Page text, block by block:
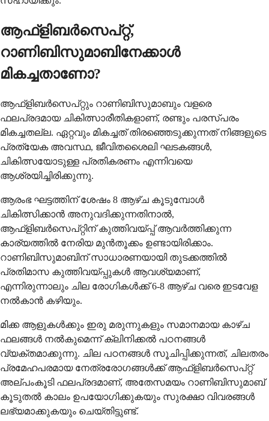
ആഫ്ളിബർസെപ്റ്റ്,
റാണിബിസുമാബിനേക്കാൾ
മികച്ചതാണോ?
ആഫ്ളിബർസെപ്റ്റും റാണിബിസുമാബും വളരെ
ഫലപ്രദമായ ചികിത്സാരീതികളാണ്, രണ്ടും പരസ്പരം
മികച്ചതല്ല. ഏറ്റവും മികച്ചത് തിരഞ്ഞെടുക്കുന്നത് നിങ്ങളുടെ
പ്രത്യേക അവസ്ഥ, ജീവിതശൈലി ഘടകങ്ങൾ,
ചികിത്സയോടുള്ള പ്രതികരണം എന്നിവയെ
ആശ്രയിച്ചിരിക്കുന്നു.
ആരംഭ ഘട്ടത്തിന് ശേഷം 8 ആഴ്ച കൂടുമ്പോൾ
ചികിത്സിക്കാൻ അനുവദിക്കുന്നതിനാൽ,
ആഫ്ളിബർസെപ്റ്റിന് കുത്തിവയ്പ്പ് ആവർത്തിക്കുന്ന
കാര്യത്തിൽ നേരിയ മുൻ‌തൂക്കം ഉണ്ടായിരിക്കാം.
റാണിബിസുമാബിന് സാധാരണയായി തുടക്കത്തിൽ
പ്രതിമാസ കുത്തിവയ്പ്പുകൾ ആവശ്യമാണ്,
എന്നിരുന്നാലും ചില രോഗികൾക്ക് 6-8 ആഴ്ച വരെ ഇടവേള
നൽകാൻ കഴിയും.
മിക്ക ആളുകൾക്കും ഇരു മരുന്നുകളും സമാനമായ കാഴ്ച
ഫലങ്ങൾ നൽകുമെന്ന് ക്ലിനിക്കൽ പഠനങ്ങൾ
വ്യക്തമാക്കുന്നു. ചില പഠനങ്ങൾ സൂചിപ്പിക്കുന്നത്, ചിലതരം
പ്രമേഹപരമായ നേത്രരോഗങ്ങൾക്ക് ആഫ്ളിബർസെപ്റ്റ്
അല്പംകൂടി ഫലപ്രദമാണ്, അതേസമയം റാണിബിസുമാബ്
കൂടുതൽ കാലം ഉപയോഗിക്കുകയും സുരക്ഷാ വിവരങ്ങൾ
ലഭ്യമാക്കുകയും ചെയ്തിട്ടുണ്ട്.